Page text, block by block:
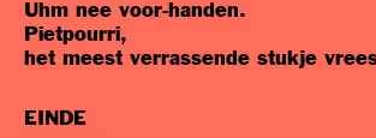
Uhm nee voor-handen.
Pietpourri,
het meest verrassende stukje
EINDE